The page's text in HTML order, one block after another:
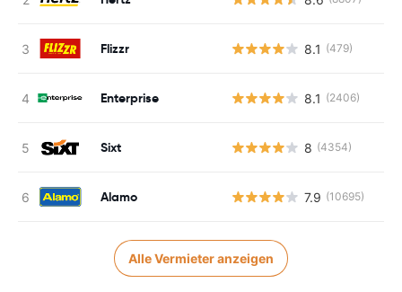
Flizzr 8.1 (479)
Enterprise 8.1 (2406)
Sixt 8 (4354)
Alamo 7.9 (10695)
Alle Vermieter anzeigen